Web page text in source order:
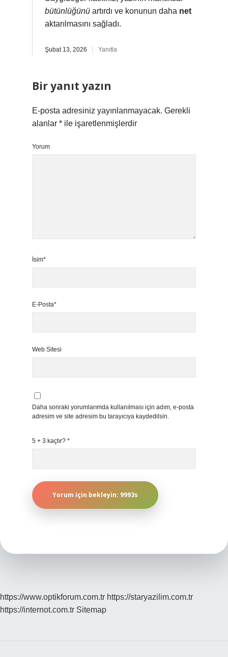
bütünlüğünü artırdı ve konunun daha net
aktarılmasını sağladı.
Şubat 13, 2026 Yanıtla
Bir yanıt yazın
E-posta adresiniz yayınlanmayacak. Gerekli
alanlar * ile işaretlenmişlerdir
Yorum
İsim*
E-Posta*
Web Sitesi
Daha sonraki yorumlarımda kullanılması için adım, e-posta
adresim ve site adresim bu tarayıcıya kaydedilsin.
5 + 3 kaçtır? *
https://www.optikforum.com.tr https://staryazilim.com.tr
https://internot.com.tr Sitemap